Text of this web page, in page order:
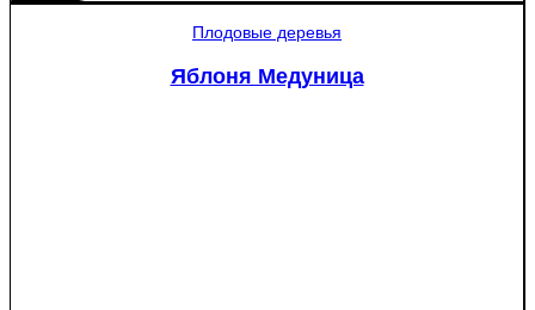
Яблоня
Плодовые деревья
Яблоня Медуница